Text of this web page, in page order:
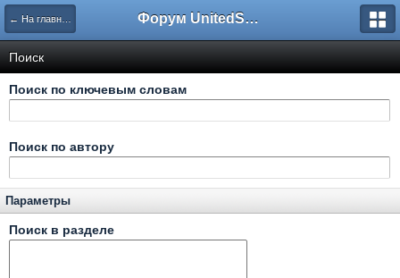
← На главную Форум UnitedSouth
Поиск
Поиск по ключевым словам
Поиск по автору
Параметры
Поиск в разделе